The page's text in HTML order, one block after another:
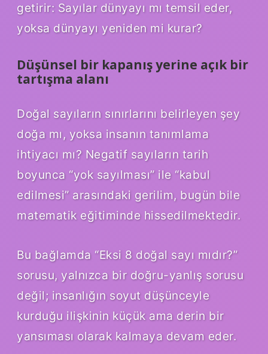
getirir: Sayılar dünyayı mı temsil eder,
yoksa dünyayı yeniden mi kurar?
Düşünsel bir kapanış yerine açık bir
tartışma alanı
Doğal sayıların sınırlarını belirleyen şey
doğa mı, yoksa insanın tanımlama
ihtiyacı mı? Negatif sayıların tarih
boyunca “yok sayılması” ile “kabul
edilmesi” arasındaki gerilim, bugün bile
matematik eğitiminde hissedilmektedir.
Bu bağlamda “Eksi 8 doğal sayı mıdır?”
sorusu, yalnızca bir doğru-yanlış sorusu
değil; insanlığın soyut düşünceyle
kurduğu ilişkinin küçük ama derin bir
yansıması olarak kalmaya devam eder.